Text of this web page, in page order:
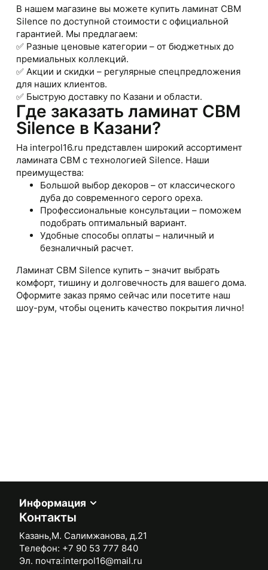
В нашем магазине вы можете купить ламинат CBM
Silence по доступной стоимости с официальной
гарантией. Мы предлагаем:
✅ Разные ценовые категории – от бюджетных до
премиальных коллекций.
✅ Акции и скидки – регулярные спецпредложения
для наших клиентов.
✅ Быструю доставку по Казани и области.
Где заказать ламинат CBM
Silence в Казани?
На interpol16.ru представлен широкий ассортимент
ламината CBM с технологией Silence. Наши
преимущества:
Большой выбор декоров – от классического
дуба до современного серого ореха.
Профессиональные консультации – поможем
подобрать оптимальный вариант.
Удобные способы оплаты – наличный и
безналичный расчет.
Ламинат CBM Silence купить – значит выбрать
комфорт, тишину и долговечность для вашего дома.
Оформите заказ прямо сейчас или посетите наш
шоу-рум, чтобы оценить качество покрытия лично!
Информация
Контакты
Казань,М. Салимжанова, д.21
Телефон: +7 90 53 777 840
Эл. почта:interpol16@mail.ru